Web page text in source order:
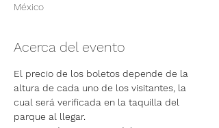
México
Acerca del evento
El precio de los boletos depende de la
altura de cada uno de los visitantes, la
cual será verificada en la taquilla del
parque al llegar.